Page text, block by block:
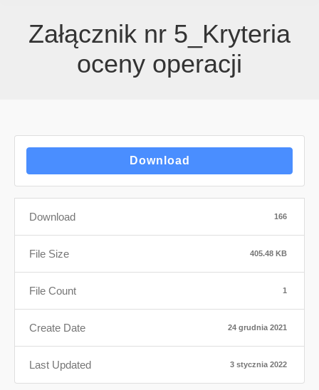
Załącznik nr 5_Kryteria
oceny operacji
Download
Download 166
File Size 405.48 KB
File Count 1
Create Date 24 grudnia 2021
Last Updated 3 stycznia 2022